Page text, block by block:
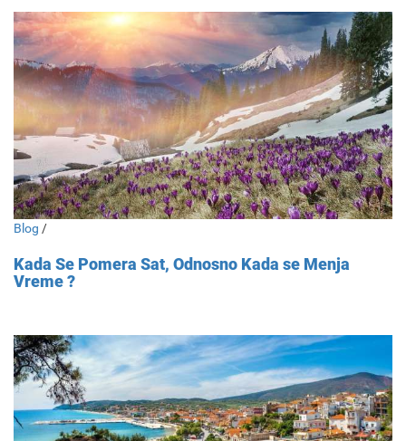
Blog /
Kada Se Pomera Sat, Odnosno Kada se Menja
Vreme ?